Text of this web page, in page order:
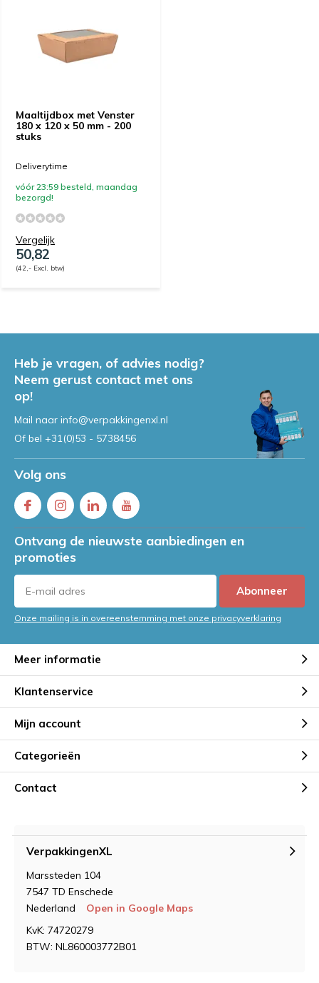
Maaltijdbox met Venster
180 x 120 x 50 mm - 200
stuks
Deliverytime
vóór 23:59 besteld, maandag
bezorgd!
Vergelijk
50,82
(42,- Excl. btw)
Heb je vragen, of advies nodig?
Neem gerust contact met ons
op!
Mail naar info@verpakkingenxl.nl
Of bel +31(0)53 - 5738456
Volg ons
Ontvang de nieuwste aanbiedingen en
promoties
Abonneer
Onze mailing is in overeenstemming met onze privacyverklaring
Meer informatie
Klantenservice
Mijn account
Categorieën
Contact
VerpakkingenXL
Marssteden 104
7547 TD Enschede
Nederland
Open in Google Maps
KvK: 74720279
BTW: NL860003772B01